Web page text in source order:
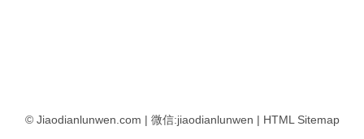
© Jiaodianlunwen.com | 微信:jiaodianlunwen | HTML Sitemap